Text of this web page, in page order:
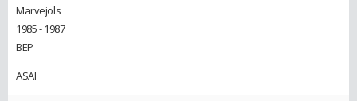
Marvejols
1985 - 1987
BEP
ASAI